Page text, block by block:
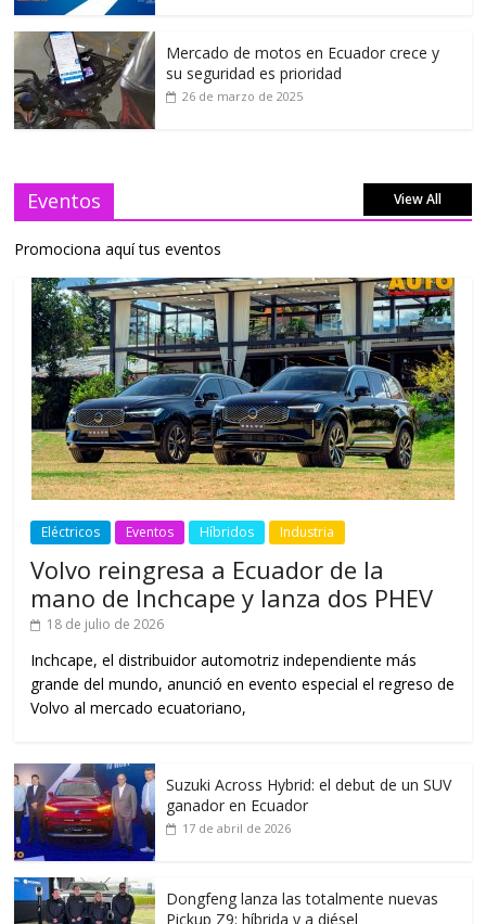
Mercado de motos en Ecuador crece y
su seguridad es prioridad
26 de marzo de 2025
Eventos View All
Promociona aquí tus eventos
Eléctricos Eventos Híbridos Industria
Volvo reingresa a Ecuador de la
mano de Inchcape y lanza dos PHEV
18 de julio de 2026
Inchcape, el distribuidor automotriz independiente más
grande del mundo, anunció en evento especial el regreso de
Volvo al mercado ecuatoriano,
Suzuki Across Hybrid: el debut de un SUV
ganador en Ecuador
17 de abril de 2026
Dongfeng lanza las totalmente nuevas
Pickup Z9: híbrida y a diésel